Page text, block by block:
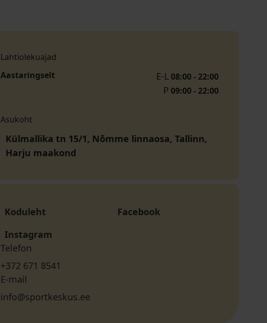
Lahtiolekuajad
Aastaringselt
E-L 08:00 - 22:00
P 09:00 - 22:00
Asukoht
Külmallika tn 15/1, Nõmme linnaosa, Tallinn,
Harju maakond
Koduleht
Facebook
Instagram
Telefon
+372 671 8541
E-mail
info@sportkeskus.ee